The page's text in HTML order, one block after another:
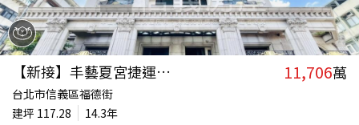
【新接】丰藝夏宮捷運豪邸 11,706萬
台北市信義區福德街
建坪 117.28
14.3年